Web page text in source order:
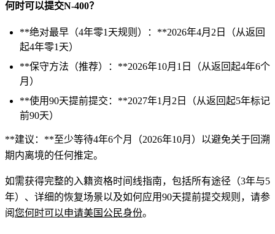
何时可以提交N-400？
**绝对最早（4年零1天规则）：**2026年4月2日（从返回
起4年零1天）
**保守方法（推荐）：**2026年10月1日（从返回起4年6个
月）
**使用90天提前提交：**2027年1月2日（从返回起5年标记
前90天）
**建议：**至少等待4年6个月（2026年10月）以避免关于回溯
期内离境的任何推定。
如需获得完整的入籍资格时间线指南，包括所有途径（3年与5
年）、详细的恢复场景以及如何应用90天提前提交规则，请参
阅您何时可以申请美国公民身份。